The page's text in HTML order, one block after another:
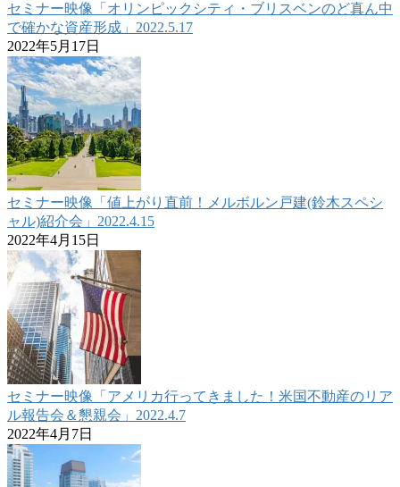
セミナー映像「オリンピックシティ・ブリスベンのど真ん中
で確かな資産形成」2022.5.17
2022年5月17日
セミナー映像「値上がり直前！メルボルン戸建(鈴木スペシ
ャル)紹介会」2022.4.15
2022年4月15日
セミナー映像「アメリカ行ってきました！米国不動産のリア
ル報告会＆懇親会」2022.4.7
2022年4月7日